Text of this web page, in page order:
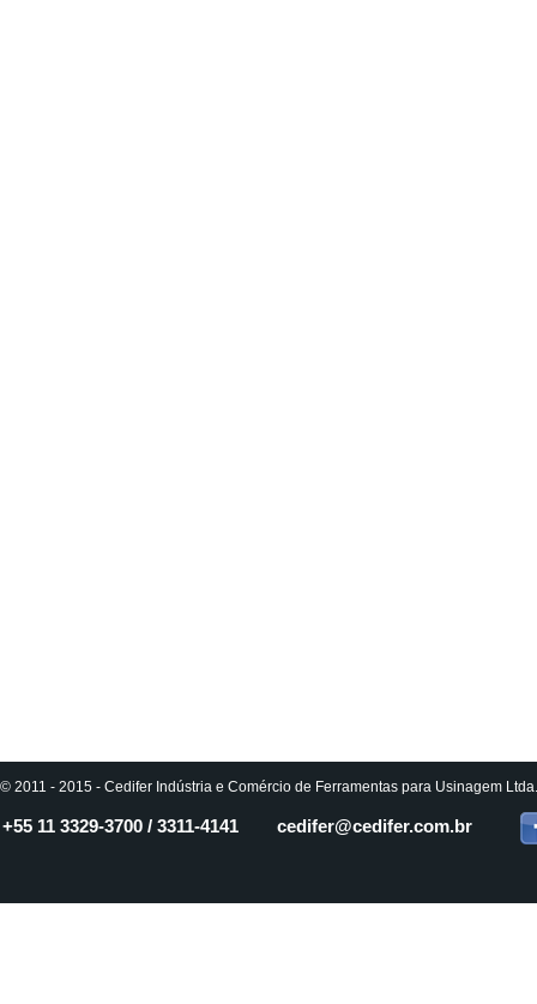
© 2011 - 2015 - Cedifer Indústria e Comércio de Ferramentas para Usinagem
+55 11 3329-3700 / 3311-4141 cedifer@cedifer.com.br